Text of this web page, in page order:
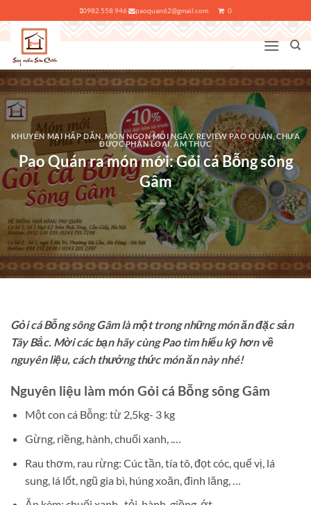
qua
nội
dung
0982.558.946 paoquan62@gmail.com 0
KHUYẾN MẠI HẤP DẪN MÓN NGON MỖI NGÀY,REVIEW PAO QUÁN,CHƯA
ĐƯỢC PHÂN LOẠI,ẨM THỰC
Pao Quán ra món mới: Gỏi cá Bỗng sông
Gâm
Gỏi cá Bỗng sông Gâm là một trong những món ăn đặc sản
Tây Bắc. Mời các bạn hãy cùng Pao tìm hiểu kỹ hơn về
nguyên liệu, cách thưởng thức món ăn này nhé!
Nguyên liệu làm món Gỏi cá Bỗng sông Gâm
Một con cá Bỗng: từ 2,5kg- 3 kg
Gừng, riềng, hành, chuối xanh, .…
Rau thơm, rau rừng: Cúc tần, tía tô, đọt cóc, quế vị, lá
sung, lá lốt, ngũ gia bì, húng xoăn, đinh lăng, …